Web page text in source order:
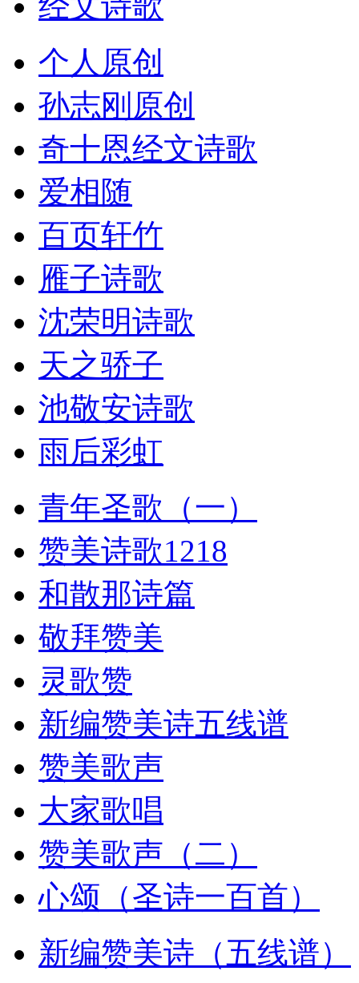
个人原创
孙志刚原创
奇十恩经文诗歌
爱相随
百页轩竹
雁子诗歌
沈荣明诗歌
天之骄子
池敬安诗歌
雨后彩虹
青年圣歌（一）
赞美诗歌1218
和散那诗篇
敬拜赞美
灵歌赞
新编赞美诗五线谱
赞美歌声
大家歌唱
赞美歌声（二）
心颂（圣诗一百首）
新编赞美诗（五线谱）